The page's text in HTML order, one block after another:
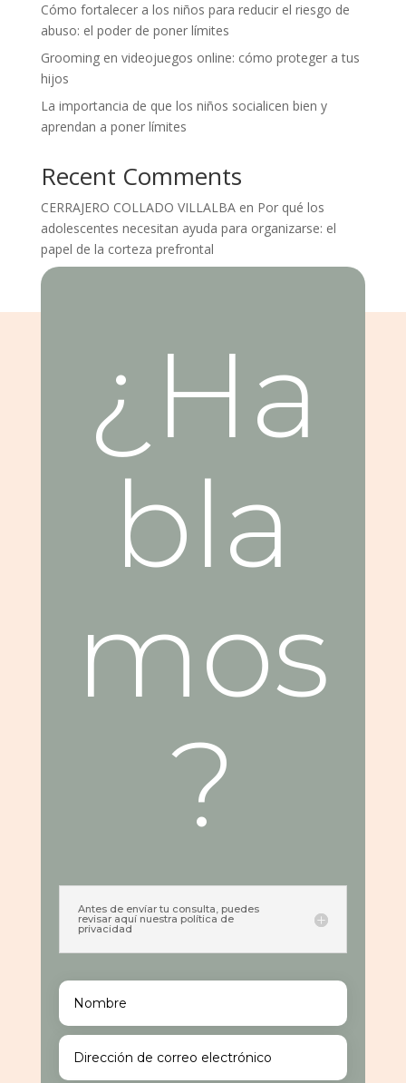
Cómo fortalecer a los niños para reducir el riesgo de
abuso: el poder de poner límites
Grooming en videojuegos online: cómo proteger a tus
hijos
La importancia de que los niños socialicen bien y
aprendan a poner límites
Recent Comments
CERRAJERO COLLADO VILLALBAen Por qué los
adolescentes necesitan ayuda para organizarse: el
papel de la corteza prefrontal
¿Ha
bla
mos
?
Antes de envíar tu consulta, puedes
revisar aquí nuestra política de
privacidad